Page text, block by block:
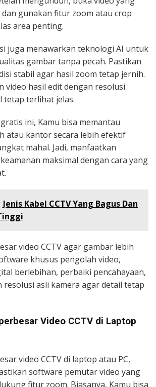
gunakan fitur zoom atau crop
area penting.
juga menawarkan teknologi AI untuk
gambar tanpa pecah. Pastikan
stabil agar hasil zoom tetap jernih.
video hasil edit dengan resolusi
tetap terlihat jelas.
ini, Kamu bisa memantau
atau kantor secara lebih efektif
mahal. Jadi, manfaatkan
maksimal dengan cara yang
Jenis Kabel CCTV Yang Bagus Dan
video CCTV agar gambar lebih
khusus pengolah video,
berlebihan, perbaiki pencahayaan,
asli kamera agar detail tetap
Video CCTV di Laptop
video CCTV di laptop atau PC,
software pemutar video yang
fitur zoom. Biasanya, Kamu bisa